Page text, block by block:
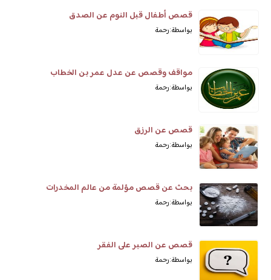
قصص أطفال قبل النوم عن الصدق
بواسطة: رحمة
مواقف وقصص عن عدل عمر بن الخطاب
بواسطة: رحمة
قصص عن الرزق
بواسطة: رحمة
بحث عن قصص مؤلمة من عالم المخدرات
بواسطة: رحمة
قصص عن الصبر على الفقر
بواسطة: رحمة